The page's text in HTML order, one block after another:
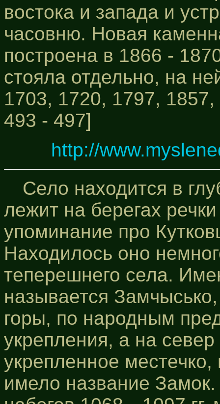
востока и запада и
часовню. Новая
построена в 1866 -
стояла отдельно, на
1703, 1720, 1797,
493 - 497]
http://
Село находится в
лежит на берегах
упоминание про
Находилось оно
теперешнего села.
называется
горы, по народным
укрепления, а на
укрепленное
имело название